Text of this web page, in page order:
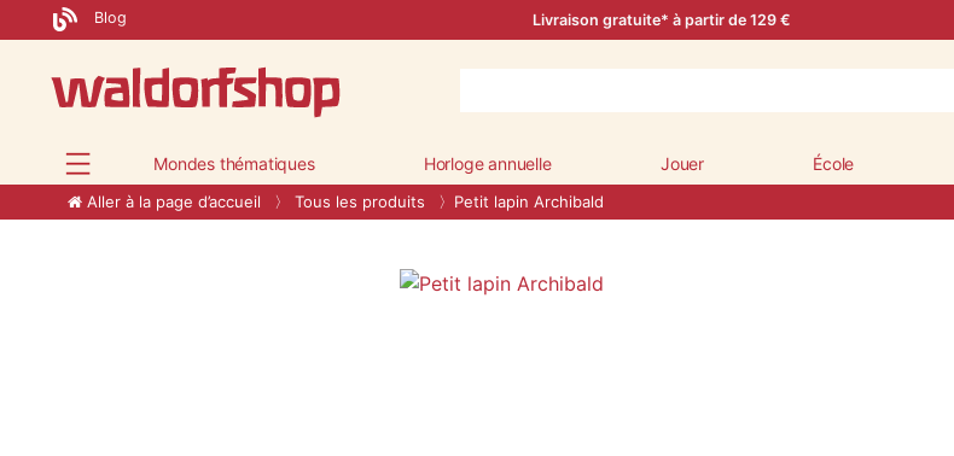
Blog Livraison gratuite* à partir de 129 €
Mondes thématiques Horloge annuelle Jouer École
Aller à la page d’accueil Tous les produits Petit lapin Archibald